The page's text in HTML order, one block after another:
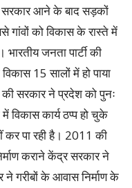
सरकार आने के बाद सड़कों
गांवों को विकास के रास्ते में
जनता पार्टी की
15 सालों में हो पाया
सरकार ने प्रदेश को पुनः
विकास कार्य ठप्प हो चुके
कर पा रही है। 2011 की
कराने केंद्र सरकार ने
गरीबों के आवास निर्माण के